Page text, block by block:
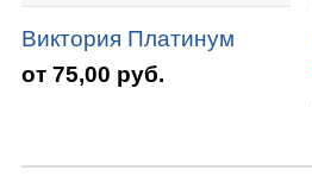
Виктория Платинум
от 75,00 руб.